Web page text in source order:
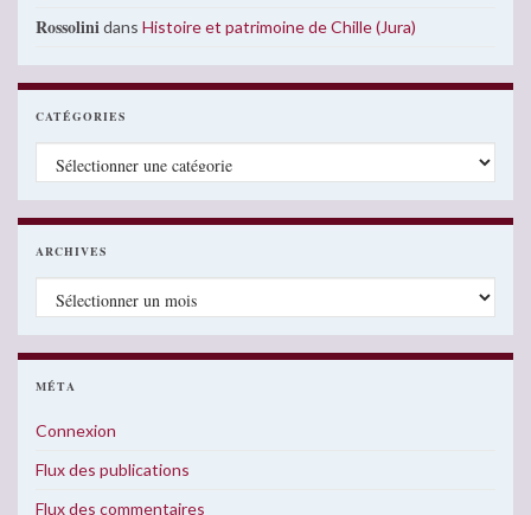
Rossolinidans Histoire et patrimoine de Chille (Jura)
CATÉGORIES
Catégories
ARCHIVES
Archives
MÉTA
Connexion
Flux des publications
Flux des commentaires